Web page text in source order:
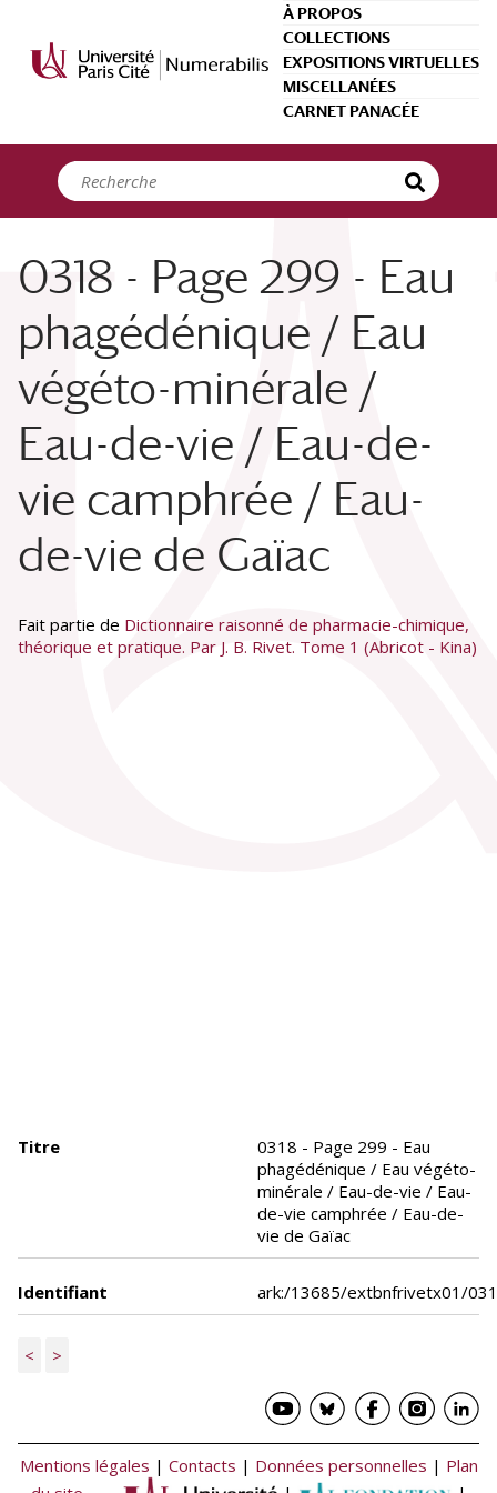
À PROPOS
COLLECTIONS
EXPOSITIONS VIRTUELLES
MISCELLANÉES
CARNET PANACÉE
0318 - Page 299 - Eau
phagédénique / Eau
végéto-minérale /
Eau-de-vie / Eau-de-
vie camphrée / Eau-
de-vie de Gaïac
Fait partie de Dictionnaire raisonné de pharmacie-chimique,
théorique et pratique. Par J. B. Rivet. Tome 1 (Abricot - Kina)
Titre
0318 - Page 299 - Eau
phagédénique / Eau végéto-
minérale / Eau-de-vie / Eau-
de-vie camphrée / Eau-de-
vie de Gaïac
Identifiant ark:/13685/extbnfrivetx01/
< >
Mentions légales | Contacts | Données personnelles | Plan